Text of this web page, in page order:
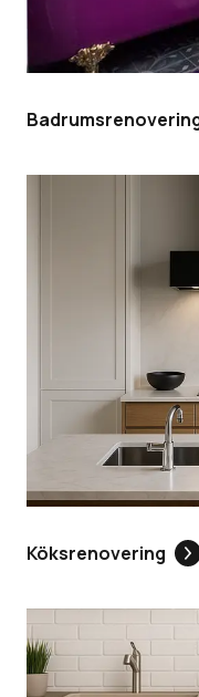
Köksrenovering